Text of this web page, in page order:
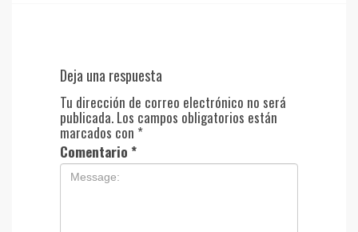
Deja una respuesta
Tu dirección de correo electrónico no será
publicada. Los campos obligatorios están
marcados con *
Comentario *